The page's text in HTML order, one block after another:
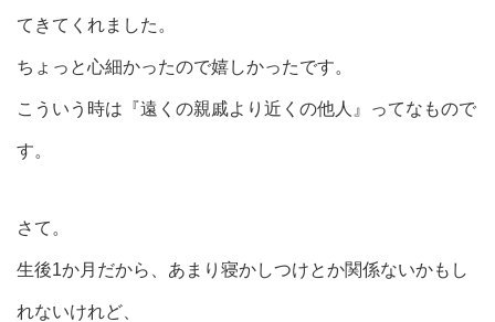
てきてくれました。
ちょっと心細かったので嬉しかったです。
こういう時は『遠くの親戚より近くの他人』ってなもので
す。
さて。
生後1か月だから、あまり寝かしつけとか関係ないかもし
れないけれど、